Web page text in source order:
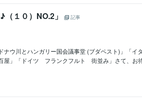
（１０）NO.2」
記事
ナウ川とハンガリー国会議事堂 (ブダペスト)」「イ
屋」「ドイツ フランクフルト 街並み」さて、お